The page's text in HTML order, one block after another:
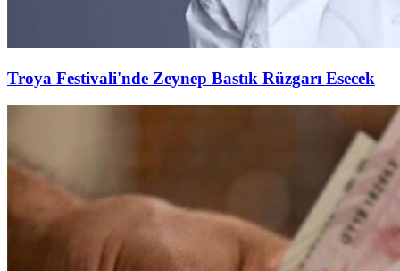
Troya Festivali'nde Zeynep Bastık Rüzgarı Esecek